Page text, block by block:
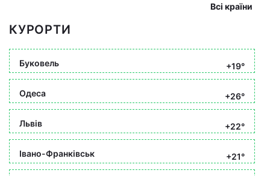
Всі країни
КУРОРТИ
Буковель +19°
Одеса +26°
Львів +22°
Івано-Франківськ +21°